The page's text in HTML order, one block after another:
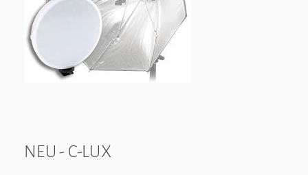
NEU - C-LUX